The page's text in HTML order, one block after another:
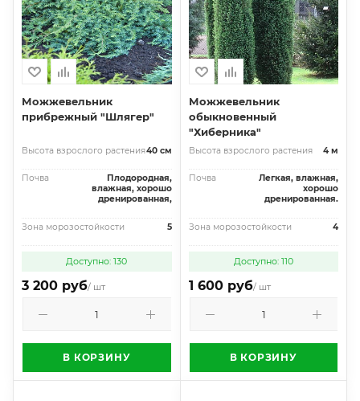
Можжевельник
прибрежный "Шлягер"
Высота взрослого растения40 см
Почва
Плодородная,
влажная, хорошо
дренированная,
Зона морозостойкости 5
Доступно: 130
3 200 руб/ шт
В КОРЗИНУ
Можжевельник
обыкновенный
"Хиберника"
Высота взрослого растения 4 м
Почва
Легкая, влажная,
хорошо
дренированная.
Зона морозостойкости 4
Доступно: 110
1 600 руб/ шт
В КОРЗИНУ